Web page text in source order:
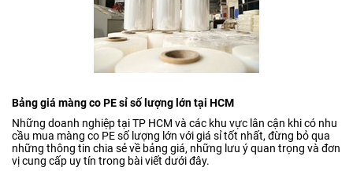
Bảng giá màng co PE sỉ số lượng lớn tại HCM
Những doanh nghiệp tại TP HCM và các khu vực lân cận khi có nhu
cầu mua màng co PE số lượng lớn với giá sỉ tốt nhất, đừng bỏ qua
những thông tin chia sẻ về bảng giá, những lưu ý quan trọng và đơn
vị cung cấp uy tín trong bài viết dưới đây.